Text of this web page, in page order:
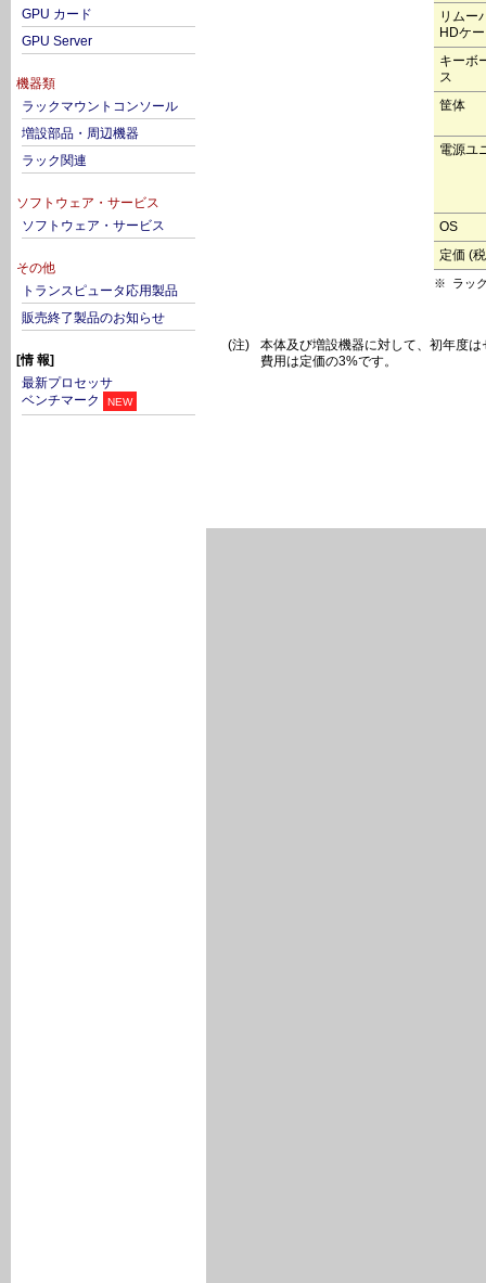
GPU カード
GPU Server
機器類
ラックマウントコンソール
増設部品・周辺機器
ラック関連
ソフトウェア・サービス
ソフトウェア・サービス
その他
トランスピュータ応用製品
販売終了製品のお知らせ
[情 報]
最新プロセッサ
ベンチマーク
NEW
リムー
HDケ
キーボ
ス
筐体
電源ユ
OS
定価 (
※ ラッ
(注)
本体及び増設機器に対して、初年度
費用は定価の3%です。